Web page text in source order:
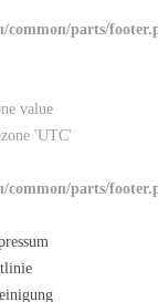
common/parts/
value
'UTC'
common/parts/